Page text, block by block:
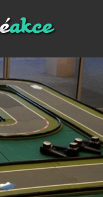
autíčky dodají